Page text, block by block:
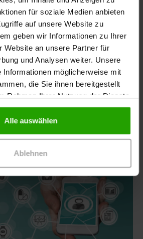
für soziale Medien anbieten
auf unsere Website zu
geben wir Informationen zu Ihrer
Website an unsere Partner für
und Analysen weiter. Unsere
Informationen möglicherweise mit
die Sie ihnen bereitgestellt
Rahmen Ihrer Nutzung der Dienste
Alle auswählen
Ablehnen
Pflegekräfte, Apotheke,
Risiken im Blick behalten
Blutzucker-Spiegel, belastet
die Wahrscheinlichkeit für
Beschäftigte im